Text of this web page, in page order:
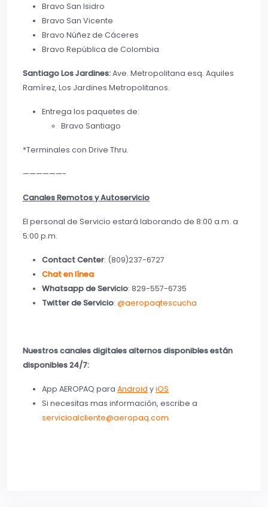
Bravo San Isidro
Bravo San Vicente
Bravo Núñez de Cáceres
Bravo República de Colombia
Santiago Los Jardines:Ave. Metropolitana esq. Aquiles
Ramírez, Los Jardines Metropolitanos.
Entrega los paquetes de:
Bravo Santiago
*Terminales con Drive Thru.
——————-
Canales Remotos y Autoservicio
El personal de Servicio estará laborando de 8:00 a.m. a
5:00 p.m.
Contact Center: (809)237-6727
Chat en línea
Whatsapp de Servicio: 829-557-6735
Twitter de Servicio: @aeropaqtescucha
Nuestros canales digitales alternos disponibles están
disponibles 24/7:
App AEROPAQ para Android yiOS
Si necesitas mas información, escribe a
servicioalcliente@aeropaq.com